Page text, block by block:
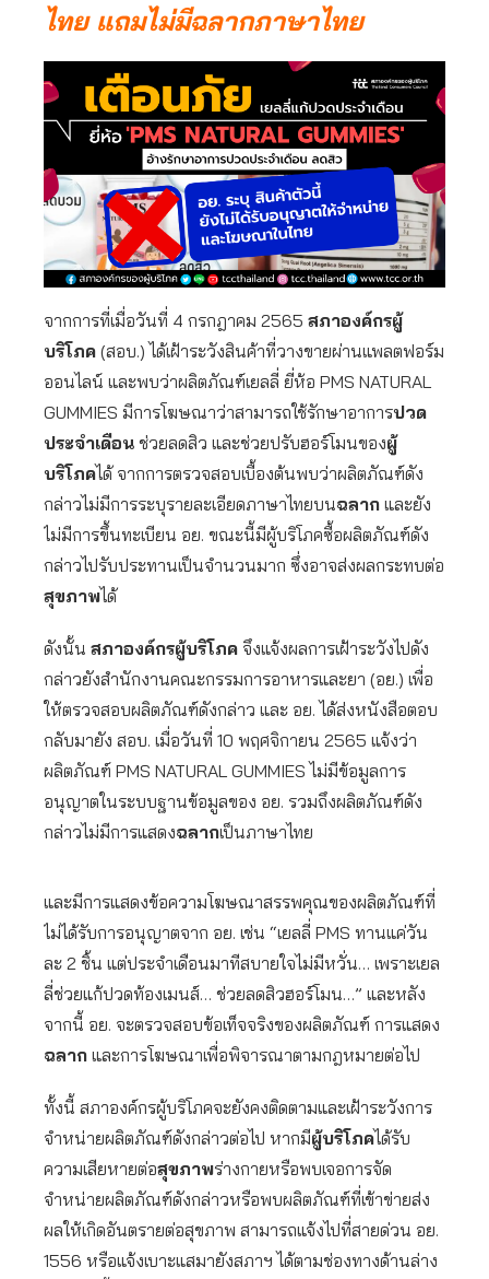
ไทย แถมไม่มีฉลากภาษาไทย
จากการที่เมื่อวันที่ 4 กรกฎาคม 2565 สภาองค์กรผู้
บริโภค (สอบ.) ได้เฝ้าระวังสินค้าที่วางขายผ่านแพลตฟอร์ม
ออนไลน์ และพบว่าผลิตภัณฑ์เยลลี่ ยี่ห้อ PMS NATURAL
GUMMIES มีการโฆษณาว่าสามารถใช้รักษาอาการปวด
ประจำเดือน ช่วยลดสิว และช่วยปรับฮอร์โมนของผู้
บริโภคได้ จากการตรวจสอบเบื้องต้นพบว่าผลิตภัณฑ์ดัง
กล่าวไม่มีการระบุรายละเอียดภาษาไทยบนฉลาก และยัง
ไม่มีการขึ้นทะเบียน อย. ขณะนี้มีผู้บริโภคซื้อผลิตภัณฑ์ดัง
กล่าวไปรับประทานเป็นจำนวนมาก ซึ่งอาจส่งผลกระทบต่อ
สุขภาพได้
ดังนั้น สภาองค์กรผู้บริโภค จึงแจ้งผลการเฝ้าระวังไปดัง
กล่าวยังสำนักงานคณะกรรมการอาหารและยา (อย.) เพื่อ
ให้ตรวจสอบผลิตภัณฑ์ดังกล่าว และ อย. ได้ส่งหนังสือตอบ
กลับมายัง สอบ. เมื่อวันที่ 10 พฤศจิกายน 2565 แจ้งว่า
ผลิตภัณฑ์ PMS NATURAL GUMMIES ไม่มีข้อมูลการ
อนุญาตในระบบฐานข้อมูลของ อย. รวมถึงผลิตภัณฑ์ดัง
กล่าวไม่มีการแสดงฉลากเป็นภาษาไทย
และมีการแสดงข้อความโฆษณาสรรพคุณของผลิตภัณฑ์ที่
ไม่ได้รับการอนุญาตจาก อย. เช่น “เยลลี่ PMS ทานแค่วัน
ละ 2 ชิ้น แต่ประจำเดือนมาทีสบายใจไม่มีหวั่น… เพราะเยล
ลี่ช่วยแก้ปวดท้องเมนส์… ช่วยลดสิวฮอร์โมน…” และหลัง
จากนี้ อย. จะตรวจสอบข้อเท็จจริงของผลิตภัณฑ์ การแสดง
ฉลาก และการโฆษณาเพื่อพิจารณาตามกฎหมายต่อไป
ทั้งนี้ สภาองค์กรผู้บริโภคจะยังคงติดตามและเฝ้าระวังการ
จำหน่ายผลิตภัณฑ์ดังกล่าวต่อไป หากมีผู้บริโภคได้รับ
ความเสียหายต่อสุขภาพร่างกายหรือพบเจอการจัด
จำหน่ายผลิตภัณฑ์ดังกล่าวหรือพบผลิตภัณฑ์ที่เข้าข่ายส่ง
ผลให้เกิดอันตรายต่อสุขภาพ สามารถแจ้งไปที่สายด่วน อย.
1556 หรือแจ้งเบาะแสมายังสภาฯ ได้ตามช่องทางด้านล่าง